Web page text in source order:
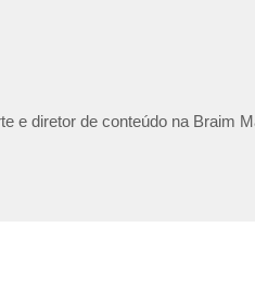
e diretor de conteúdo na Braim